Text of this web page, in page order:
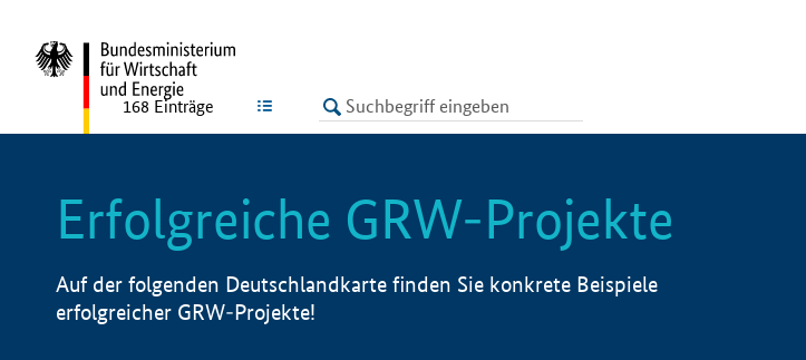
LISTE
168 Einträge
Erfolgreiche GRW-Projekte
Auf der folgenden Deutschlandkarte finden Sie konkrete Beispiele
erfolgreicher GRW-Projekte!